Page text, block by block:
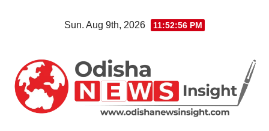
Sun. Aug 9th, 2026 11:52:57 PM